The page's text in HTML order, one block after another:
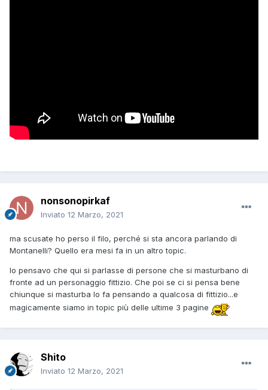
nonsonopirkaf
Inviato 12 Marzo, 2021
ma scusate ho perso il filo, perché si sta ancora parlando di
Montanelli? Quello era mesi fa in un altro topic.
Io pensavo che qui si parlasse di persone che si masturbano di
fronte ad un personaggio fittizio. Che poi se ci si pensa bene
chiunque si masturba lo fa pensando a qualcosa di fittizio...e
magicamente siamo in topic più delle ultime 3 pagine
Shito
Inviato 12 Marzo, 2021